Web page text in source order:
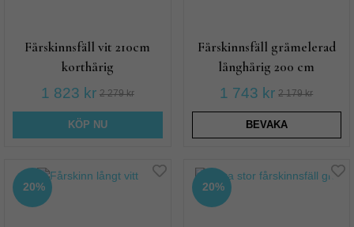
Fårskinnsfäll vit 210cm
korthårig
1 823 kr 2 279 kr
KÖP NU
Fårskinnsfäll gråmelerad
långhårig 200 cm
1 743 kr 2 179 kr
BEVAKA
20% 20%